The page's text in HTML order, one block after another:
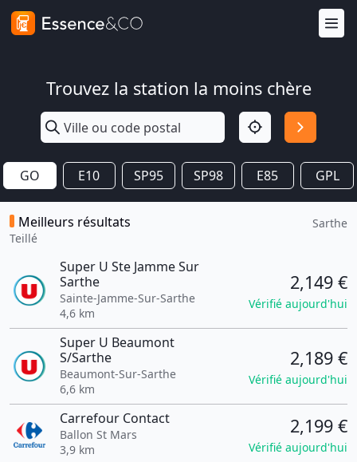
Trouvez la station la moins chère
GO E10 SP95 SP98 E85 GPL
Meilleurs résultats
Teillé
Sarthe
Super U Ste Jamme Sur
Sarthe
Sainte-Jamme-Sur-Sarthe
4,6 km
2,149 €
Vérifié aujourd'hui
Super U Beaumont
S/Sarthe
Beaumont-Sur-Sarthe
6,6 km
2,189 €
Vérifié aujourd'hui
Carrefour Contact
Ballon St Mars
3,9 km
2,199 €
Vérifié aujourd'hui